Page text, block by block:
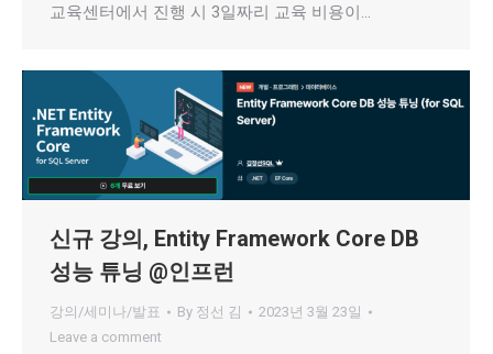
교육센터에서 진행 시 3일짜리 교육 비용이…
신규 강의, Entity Framework Core DB
성능 튜닝 @인프런
강의/세미나/발표 By 정선 김
2023년 3월 23일
Leave a comment